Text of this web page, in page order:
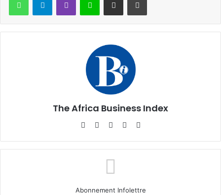
The Africa Business Index
WebsiteFacebook
X Linkedin
Abonnement Infolettre